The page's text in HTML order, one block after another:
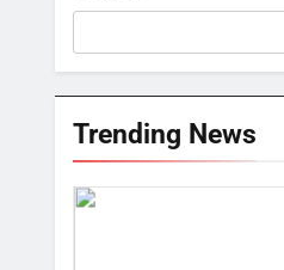
Trending News